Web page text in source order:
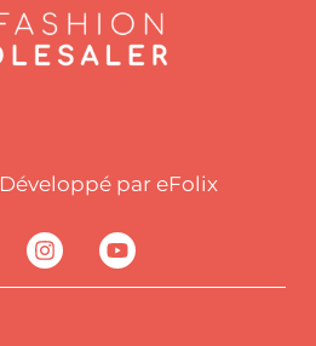
Développé par eFolix